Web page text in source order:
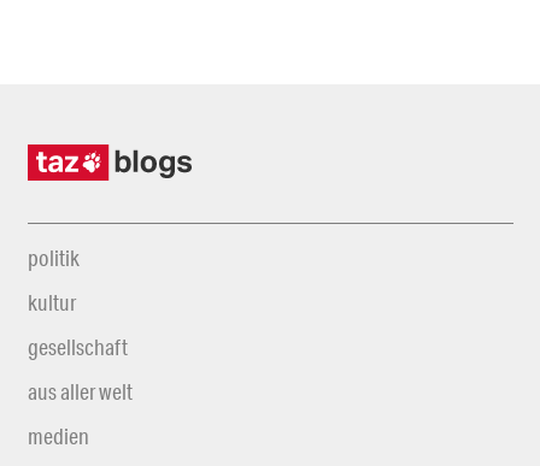
politik
kultur
gesellschaft
aus aller welt
medien